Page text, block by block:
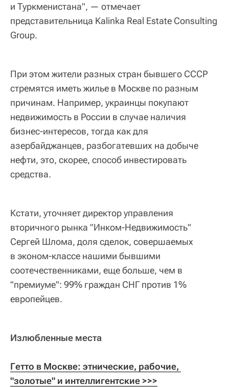
и Туркменистана", — отмечает
представительница Kalinka Real Estate Consulting
Group.
При этом жители разных стран бывшего СССР
стремятся иметь жилье в Москве по разным
причинам. Например, украинцы покупают
недвижимость в России в случае наличия
бизнес-интересов, тогда как для
азербайджанцев, разбогатевших на добыче
нефти, это, скорее, способ инвестировать
средства.
Кстати, уточняет директор управления
вторичного рынка "Инком-Недвижимость"
Сергей Шлома, доля сделок, совершаемых
в эконом-классе нашими бывшими
соотечественниками, еще больше, чем в
"премиуме": 99% граждан СНГ против 1%
европейцев.
Излюбленные места
Гетто в Москве: этнические, рабочие,
"золотые" и интеллигентские >>>